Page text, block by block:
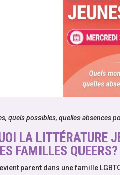
quels possibles, quelles absences
LA LITTÉRATURE
FAMILLES QUEERS?
parent dans une famille